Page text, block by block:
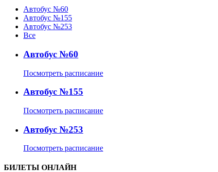
Автобус №60
Автобус №155
Автобус №253
Все
Автобус №60
Посмотреть расписание
Автобус №155
Посмотреть расписание
Автобус №253
Посмотреть расписание
БИЛЕТЫ ОНЛАЙН